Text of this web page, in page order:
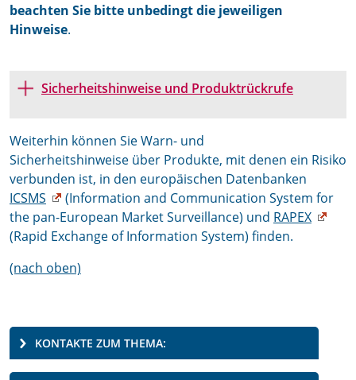
beachten Sie bitte unbedingt die jeweiligen
Hinweise.
Sicherheitshinweise und Produktrückrufe
Weiterhin können Sie Warn- und
Sicherheitshinweise über Produkte, mit denen ein Risiko
verbunden ist, in den europäischen Datenbanken
ICSMS
(Information and Communication System for
the pan-European Market Surveillance) und RAPEX
(Rapid Exchange of Information System) finden.
(nach oben)
KONTAKTE ZUM THEMA: